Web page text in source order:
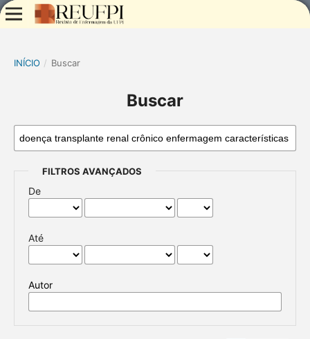
INÍCIO / Buscar
Buscar
FILTROS AVANÇADOS
De
Até
Autor